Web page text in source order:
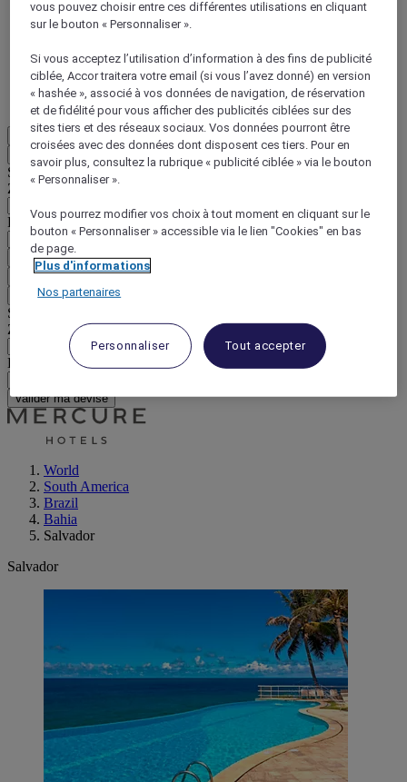
15% de réduction toute l'année
DÉCOUVRIR
Plus
Sélectionnez votre zone et votre langue ci-dessous
Zone géographique
Pays/Région - Langue
Valider votre zone et votre langue
EUR (€)
Retour
Sélectionnez votre devise ci-dessous
Zone géographique
Devise
Valider ma devise
World
South America
Brazil
Bahia
Salvador
Salvador
vous pouvez choisir entre ces différentes utilisations en cliquant
sur le bouton « Personnaliser ».
Si vous acceptez l’utilisation d’information à des fins de publicité
ciblée, Accor traitera votre email (si vous l’avez donné) en version
« hashée », associé à vos données de navigation, de réservation
et de fidélité pour vous afficher des publicités ciblées sur des
sites tiers et des réseaux sociaux. Vos données pourront être
croisées avec des données dont disposent ces tiers. Pour en
savoir plus, consultez la rubrique « publicité ciblée » via le bouton
« Personnaliser ».
Vous pourrez modifier vos choix à tout moment en cliquant sur le
bouton « Personnaliser » accessible via le lien "Cookies" en bas
de page.
Plus d'informations
Nos partenaires
Personnaliser Tout accepter